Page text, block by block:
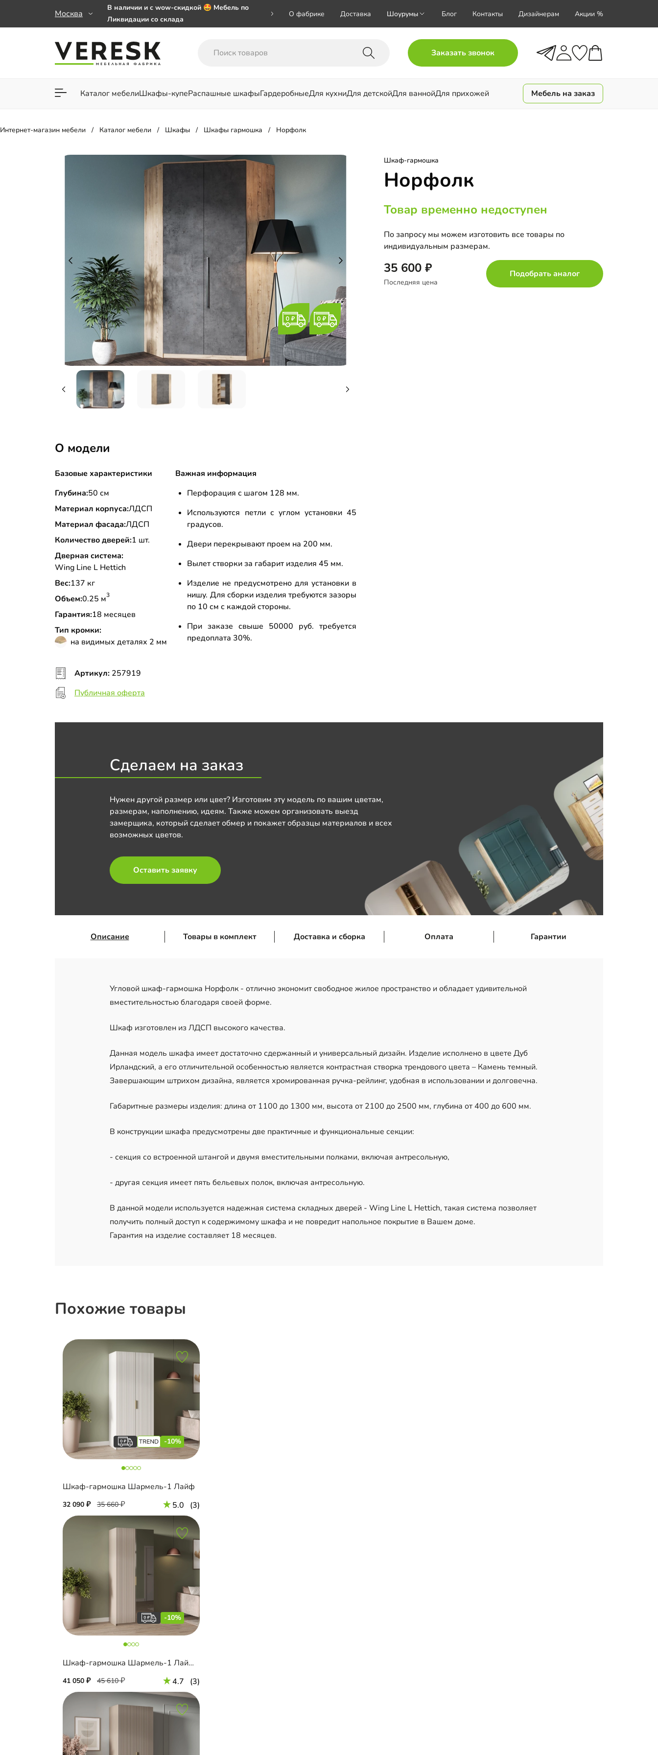
Москва
В наличии и с wow-скидкой 🤩 Мебель по
Ликвидации со склада
заказе от 50 000 ₽
Важно! Наш Whatsapp переехал на номер
О фабрике Доставка Шоурумы Блог Контакты Дизайнерам Акции %
Заказать звонок
Каталог мебелиШкафы-купеРаспашные шкафыГардеробныеДля кухниДля детскойДля ваннойДля прихожей
Для гостиной Для спальни
Мебель на заказ
Интернет-магазин мебели Каталог мебели Шкафы Шкафы гармошка Норфолк
Шкаф-гармошка
Норфолк
Товар временно недоступен
По запросу мы можем изготовить все товары по
индивидуальным размерам.
35 600
Последняя цена
Подобрать аналог
О модели
Базовые характеристики
Глубина:50 см
Материал корпуса:ЛДСП
Материал фасада:ЛДСП
Количество дверей:1 шт.
Дверная система:
Wing Line L Hettich
Вес:
137 кг
Объем:
0.25 м3
Гарантия:18 месяцев
Тип кромки:
на видимых деталях 2 мм
Важная информация
Перфорация с шагом 128 мм.
Используются петли с углом установки 45
градусов.
Двери перекрывают проем на 200 мм.
Вылет створки за габарит изделия 45 мм.
Изделие не предусмотрено для установки в
нишу. Для сборки изделия требуются зазоры
по 10 см с каждой стороны.
При заказе свыше 50000 руб. требуется
предоплата 30%.
Артикул: 257919
Публичная оферта
Сделаем на заказ
Нужен другой размер или цвет? Изготовим эту модель по вашим цветам,
размерам, наполнению, идеям. Также можем организовать выезд
замерщика, который сделает обмер и покажет образцы материалов и всех
возможных цветов.
Оставить заявку
Описание Товары в комплект Доставка и сборка Оплата Гарантии
Угловой шкаф-гармошка Норфолк - отлично экономит свободное жилое пространство и обладает удивительной
вместительностью благодаря своей форме.
Шкаф изготовлен из ЛДСП высокого качества.
Данная модель шкафа имеет достаточно сдержанный и универсальный дизайн. Изделие исполнено в цвете Дуб
Ирландский, а его отличительной особенностью является контрастная створка трендового цвета – Камень темный.
Завершающим штрихом дизайна, является хромированная ручка-рейлинг, удобная в использовании и долговечна.
Габаритные размеры изделия: длина от 1100 до 1300 мм, высота от 2100 до 2500 мм, глубина от 400 до 600 мм.
В конструкции шкафа предусмотрены две практичные и функциональные секции:
- секция со встроенной штангой и двумя вместительными полками, включая антресольную,
- другая секция имеет пять бельевых полок, включая антресольную.
В данной модели используется надежная система складных дверей - Wing Line L Hettich, такая система позволяет
получить полный доступ к содержимому шкафа и не повредит напольное покрытие в Вашем доме.
Гарантия на изделие составляет 18 месяцев.
Похожие товары
-10%
Шкаф-гармошка Шармель-1 Лайф
32 090 35 660 5.0 (3)
-10%
Шкаф-гармошка Шармель-1 Лайф с зеркалом
41 050 45 610 4.7 (3)